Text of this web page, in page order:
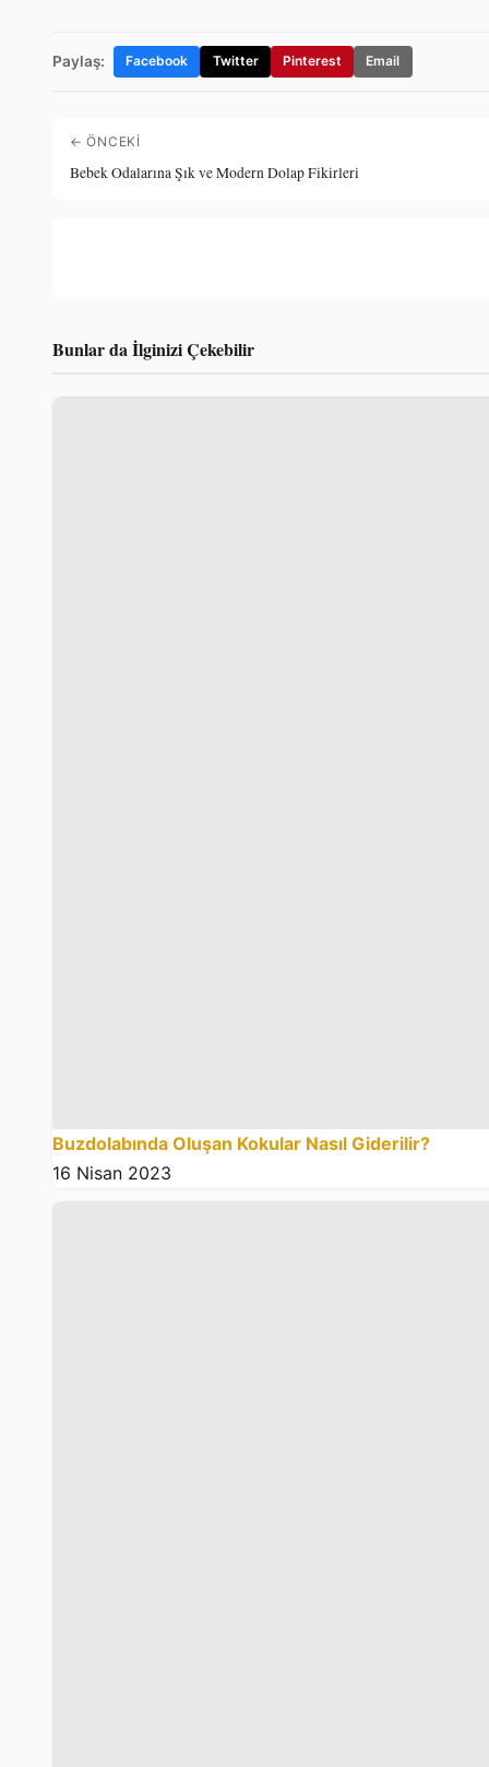
Paylaş: Facebook Twitter Pinterest Email
← ÖNCEKI
Bebek Odalarına Şık ve Modern Dolap Fikirleri
Bunlar da İlginizi Çekebilir
Buzdolabında Oluşan Kokular Nasıl Giderilir?
16 Nisan 2023